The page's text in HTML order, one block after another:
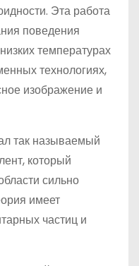
Эта работа
поведения
температурах
технологиях,
изображение и
так называемый
который
сильно
имеет
частиц и